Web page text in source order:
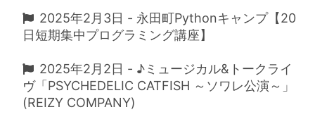
2025年2月3日 - 永田町Pythonキャンプ【20
日短期集中プログラミング講座】
2025年2月2日 - ♪ミュージカル&トークライ
ヴ「PSYCHEDELIC CATFISH ～ソワレ公演～」
(REIZY COMPANY)